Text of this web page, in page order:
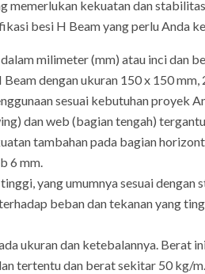
memerlukan kekuatan dan
besi H Beam yang perlu Anda
milimeter (mm) atau inci dan
dengan ukuran 150 x 150
sesuai kebutuhan proyek
dan web (bagian tengah)
tambahan pada bagian
6 mm.
yang umumnya sesuai dengan
beban dan tekanan yang
ukuran dan ketebalannya. Berat
tertentu dan berat sekitar 50 kg/